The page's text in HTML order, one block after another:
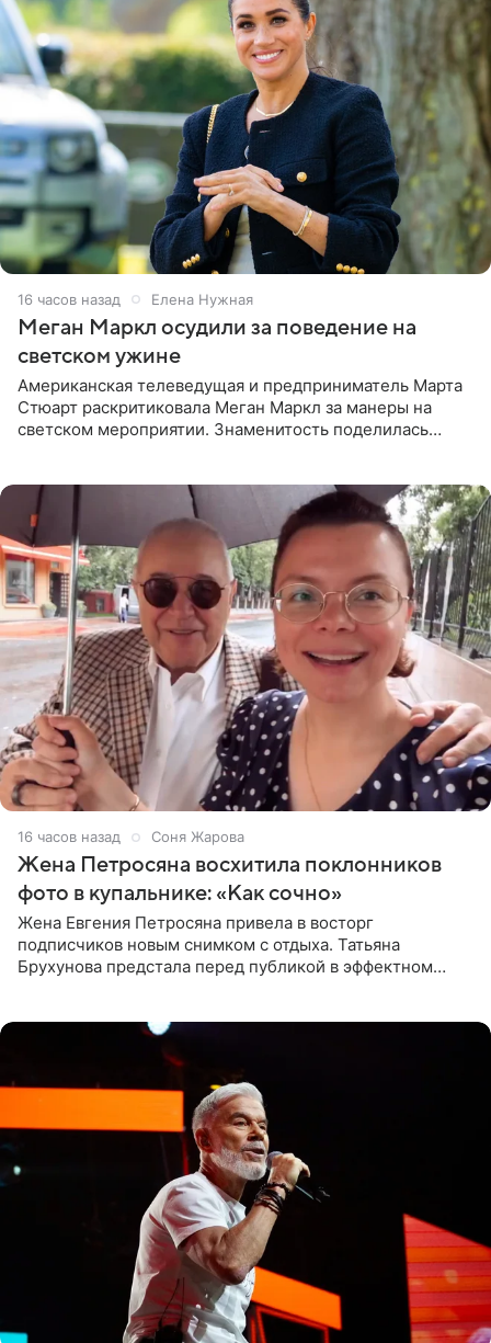
16 часов назад Елена Нужная
Меган Маркл осудили за поведение на
светском ужине
Американская телеведущая и предприниматель Марта
Стюарт раскритиковала Меган Маркл за манеры на
светском мероприятии. Знаменитость поделилась
16 часов назад Соня Жарова
Жена Петросяна восхитила поклонников
фото в купальнике: «Как сочно»
Жена Евгения Петросяна привела в восторг
подписчиков новым снимком с отдыха. Татьяна
Брухунова предстала перед публикой в эффектном